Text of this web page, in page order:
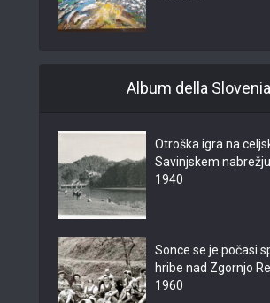
Album della Slovenia
Otroška igra na
Savinjskem
1940
Sonce se je počasi
hribe nad Zgornjo
1960